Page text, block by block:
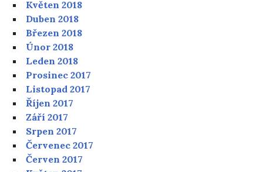
Květen 2018
Duben 2018
Březen 2018
Únor 2018
Leden 2018
Prosinec 2017
Listopad 2017
Říjen 2017
Září 2017
Srpen 2017
Červenec 2017
Červen 2017